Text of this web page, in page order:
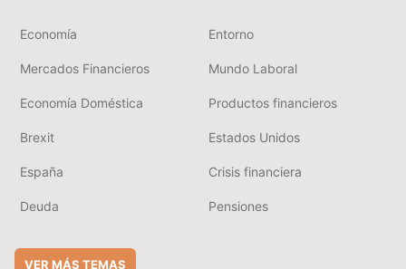
Economía Entorno
Mercados Financieros Mundo Laboral
Economía Doméstica Productos financieros
Brexit Estados Unidos
España Crisis financiera
Deuda Pensiones
VER MÁS TEMAS